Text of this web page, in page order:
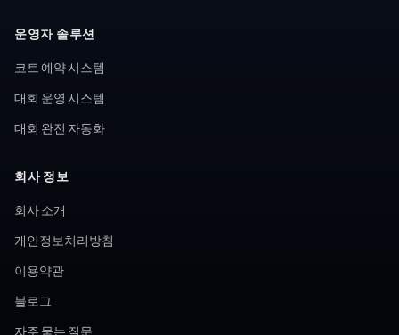
운영자 솔루션
코트 예약 시스템
대회 운영 시스템
대회 완전 자동화
회사 정보
회사 소개
개인정보처리방침
이용약관
블로그
자주 묻는 질문